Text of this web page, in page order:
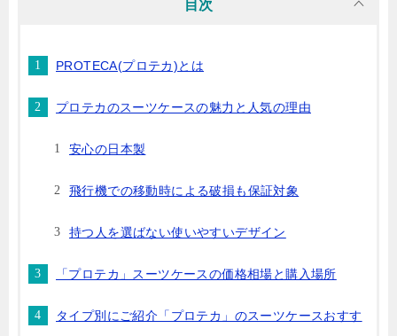
目次
PROTECA(プロテカ)とは
プロテカのスーツケースの魅力と人気の理由
安心の日本製
飛行機での移動時による破損も保証対象
持つ人を選ばない使いやすいデザイン
「プロテカ」スーツケースの価格相場と購入場所
タイプ別にご紹介「プロテカ」のスーツケースおすす